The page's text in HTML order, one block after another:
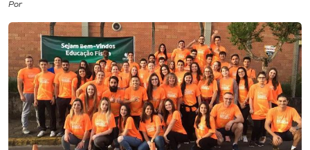
Biblioteca
Editora
Rádio
Por